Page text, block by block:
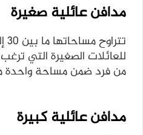
مدافن عائلية صغيرة
للعائلات الصغيرة التي
من فرد ضمن مساحة واحدة
مدافن عائلية كبيرة